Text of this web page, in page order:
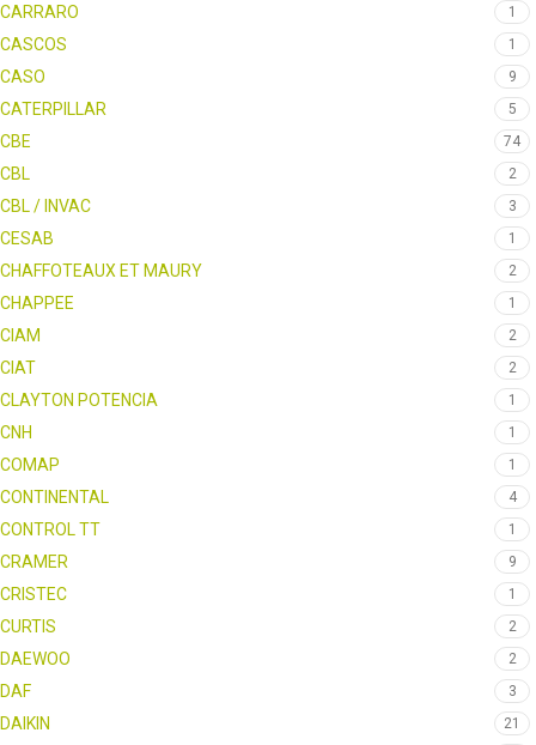
CARRARO 1
CASCOS 1
CASO 9
CATERPILLAR 5
CBE 74
CBL 2
CBL / INVAC 3
CESAB 1
CHAFFOTEAUX ET MAURY 2
CHAPPEE 1
CIAM 2
CIAT 2
CLAYTON POTENCIA 1
CNH 1
COMAP 1
CONTINENTAL 4
CONTROL TT 1
CRAMER 9
CRISTEC 1
CURTIS 2
DAEWOO 2
DAF 3
DAIKIN 21